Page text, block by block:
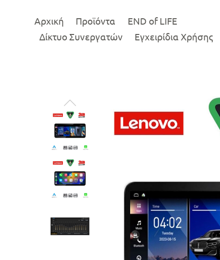
Αρχική Προϊόντα
END of LIFE
Δίκτυο Συνεργατών
Εγχειρίδια Χρήσης